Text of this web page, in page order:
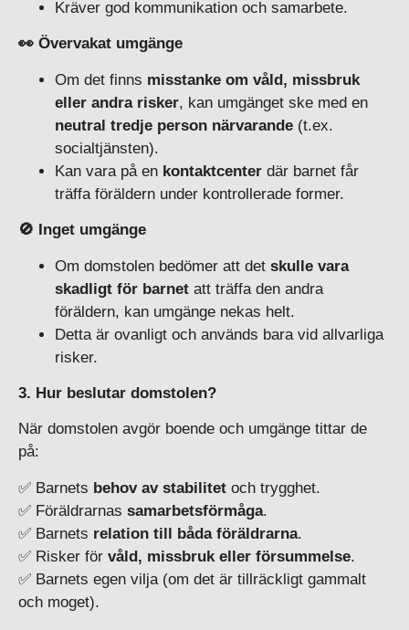
Kräver god kommunikation och samarbete.
👀 Övervakat umgänge
Om det finns misstanke om våld, missbruk
eller andra risker, kan umgänget ske med en
neutral tredje person närvarande (t.ex.
socialtjänsten).
Kan vara på en kontaktcenter där barnet får
träffa föräldern under kontrollerade former.
🚫 Inget umgänge
Om domstolen bedömer att det skulle vara
skadligt för barnet att träffa den andra
föräldern, kan umgänge nekas helt.
Detta är ovanligt och används bara vid allvarliga
risker.
3. Hur beslutar domstolen?
När domstolen avgör boende och umgänge tittar de
på:
✅ Barnets behov av stabilitet och trygghet.
✅ Föräldrarnas samarbetsförmåga.
✅ Barnets relation till båda föräldrarna.
✅ Risker för våld, missbruk eller försummelse.
✅ Barnets egen vilja (om det är tillräckligt gammalt
och moget).